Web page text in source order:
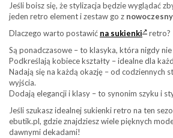
Jeśli boisz się, że stylizacja będzie wyglądać
jeden retro element i zestaw go z
Dlaczego warto postawić na sukienki
retro?
Są ponadczasowe – to klasyka, która nigdy
Podkreślają kobiece kształty – idealne dla
Nadają się na każdą okazję – od codziennych
wyjścia.
Dodają elegancji i klasy – to synonim szyku i
Jeśli szukasz idealnej sukienki retro na ten
ebutik.pl, gdzie znajdziesz wiele pięknych
dawnymi dekadami!